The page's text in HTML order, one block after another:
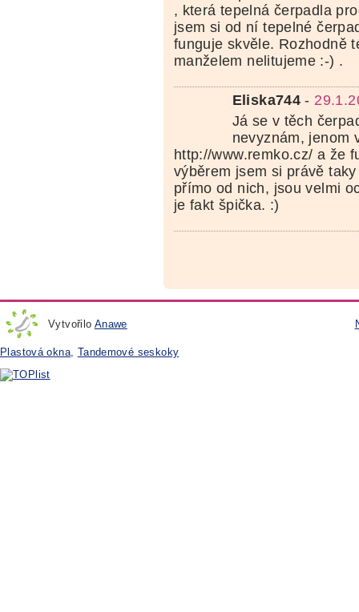
, která tepelná čerpadla
jsem si od ní tepelné
funguje skvěle. Rozhodně
manželem nelitujeme :-) .
Eliska744 -
Já se v těch
nevyznám, jenom
http://www.remko.cz/ a že
výběrem jsem si právě
přímo od nich, jsou velmi
je fakt špička. :)
Vytvořilo Anawe
Plastová okna, Tandemové seskoky